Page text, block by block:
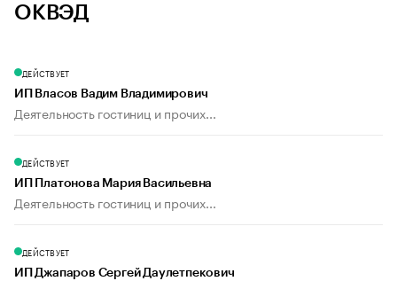
ОКВЭД
ДЕЙСТВУЕТ
ИП Власов Вадим Владимирович
Деятельность гостиниц и прочих...
ДЕЙСТВУЕТ
ИП Платонова Мария Васильевна
Деятельность гостиниц и прочих...
ДЕЙСТВУЕТ
ИП Джапаров Сергей Даулетпекович